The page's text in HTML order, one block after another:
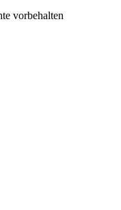
vorbehalten